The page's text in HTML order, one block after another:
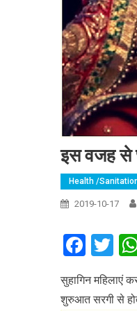
इस वजह से
Health /
2019-10-17
सुहागिन महिलाएं
शुरुआत सरगी से